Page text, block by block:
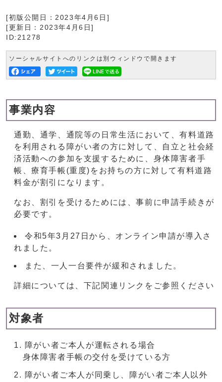
[初版公開日：2023年4月6日 ]
[更新日： 2023年4月6日]
ID:21278
ソーシャルサイトへのリンクは別ウィンドウで開きます
事業内容
通勤、通学、通院等の⽇常⽣活において、有料道路
を利⽤される障がい者の⽅に対して、⾃⽴と社会経
済活動への参加を⽀援するために、⾝体障害者⼿
帳、療育⼿帳(重度)をお持ちの⽅に対して有料道路
料⾦が割引になります。
なお、割引を受けるためには、事前に申請⼿続きが
必要です。
令和5年3月27日から、オンライン申請が導入さ
れました。
また、一人一台要件が緩和されました。
詳細については、下記関連リンクをご参照ください
対象者
障がい者ご本⼈が運転される場合
⾝体障害者⼿帳の交付を受けている⽅
障がい者ご本⼈が同乗し、障がい者ご本⼈以外